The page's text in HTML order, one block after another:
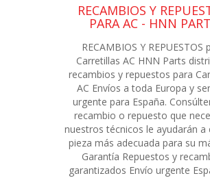
RECAMBIOS Y
PARA AC - HNN
RECAMBIOS Y REPUESTOS
Carretillas AC HNN Parts
recambios y repuestos para
AC Envíos a toda Europa y
urgente para España.
recambio o repuesto que
nuestros técnicos le ayudarán a
pieza más adecuada para su
Garantía Repuestos y
garantizados Envío urgente